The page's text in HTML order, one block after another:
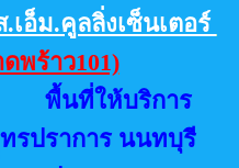
ลลิ่งเซ็นเตอร์
พร้าว101)
พื้นที่ให้บริการ
รปราการ นนทบุรี